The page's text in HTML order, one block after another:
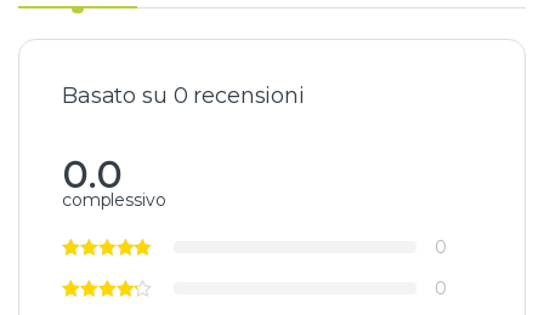
Basato su 0 recensioni
0.0
complessivo
0
0